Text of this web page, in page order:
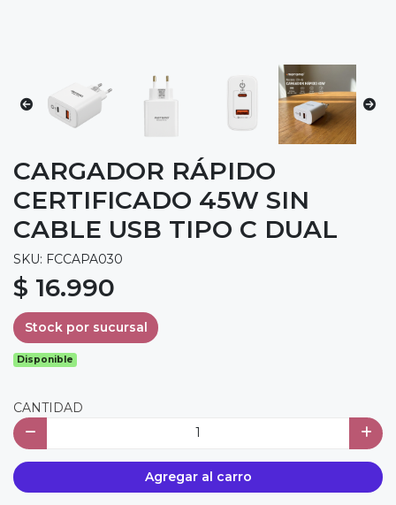
CARGADOR RÁPIDO
CERTIFICADO 45W SIN
CABLE USB TIPO C DUAL
SKU: FCCAPA030
$ 16.990
Stock por sucursal
Disponible
CANTIDAD
Agregar al carro